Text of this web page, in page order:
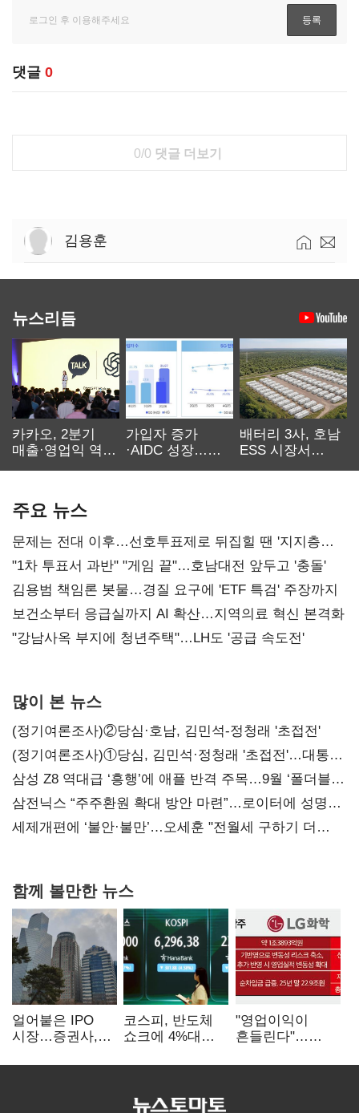
댓글 0
0/0 댓글 더보기
김용훈
뉴스리듬
카카오, 2분기
매출·영업익 역대
가입자 증가
·AIDC 성장…
배터리 3사, 호남
ESS 시장서
주요 뉴스
문제는 전대 이후…선호투표제로 뒤집힐 땐 '지지층
불복'
"1차 투표서 과반" "게임 끝"…호남대전 앞두고 '충돌'
김용범 책임론 봇물…경질 요구에 'ETF 특검' 주장까지
보건소부터 응급실까지 AI 확산…지역의료 혁신 본격화
"강남사옥 부지에 청년주택"…LH도 '공급 속도전'
많이 본 뉴스
(정기여론조사)②당심·호남, 김민석-정청래 '초접전'
(정기여론조사)①당심, 김민석·정청래 '초접전'…대통령
지지도 '50% 아래로'(종합)
삼성 Z8 역대급 ‘흥행’에 애플 반격 주목…9월 ‘폴더블
대전’
삼전닉스 “주주환원 확대 방안 마련”…로이터에 성명
보내
세제개편에 ‘불안·불만’…오세훈 "전월세 구하기 더
함께 볼만한 뉴스
얼어붙은 IPO
시장…증권사,
전쟁' 기대
코스피, 반도체
쇼크에 4%대
5거래일째 상승
"영업이익이
흔들린다"…
18에 취약